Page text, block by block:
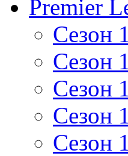
Premier
Сезон
Сезон
Сезон
Сезон
Сезон